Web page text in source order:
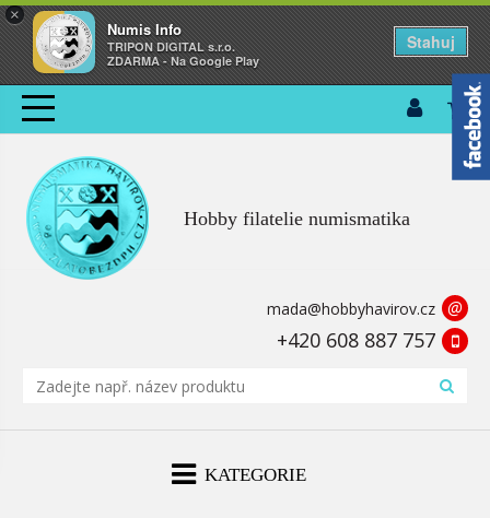
×
Numis Info
TRIPON DIGITAL s.r.o.
ZDARMA - Na Google Play
Stahuj
Hobby filatelie numismatika
mada@hobbyhavirov.cz @
+420 608 887 757
KATEGORIE